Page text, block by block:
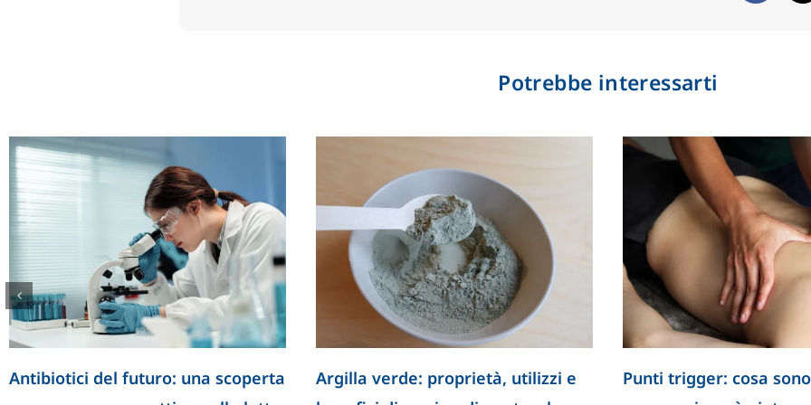
Potrebbe interessarti
cosa sono e come il
Il valore della risata nella crescita
Il ruolo dell’intestino nella